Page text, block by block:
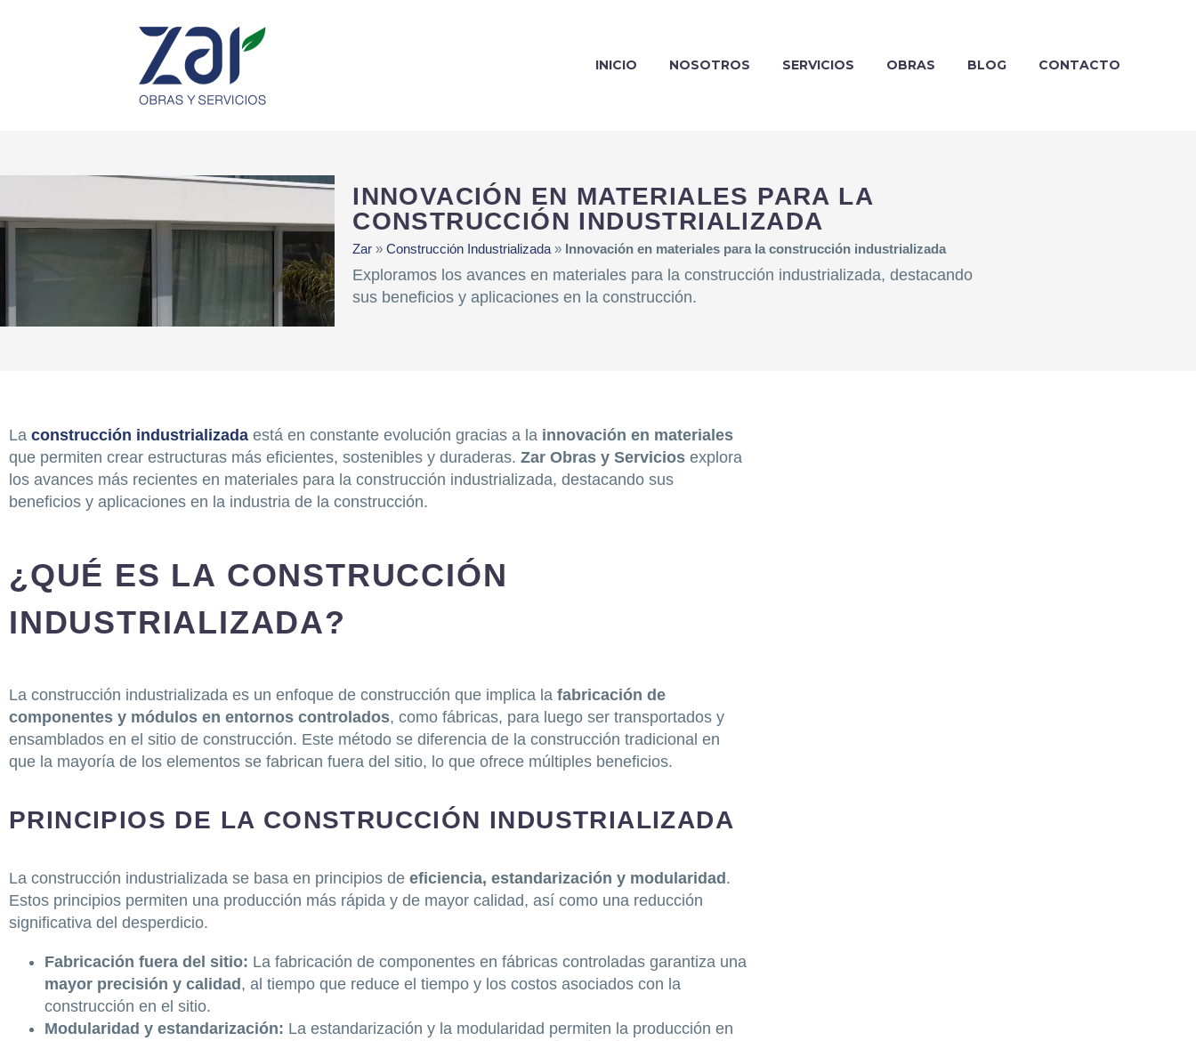
INICIO NOSOTROS SERVICIOS OBRAS BLOG CONTACTO
INNOVACIÓN EN MATERIALES PARA LA
CONSTRUCCIÓN INDUSTRIALIZADA
Zar »Construcción Industrializada » Innovación en materiales para la construcción industrializada
Exploramos los avances en materiales para la construcción industrializada, destacando
sus beneficios y aplicaciones en la construcción.
La construcción industrializada está en constante evolución gracias a la innovación en materiales
que permiten crear estructuras más eficientes, sostenibles y duraderas. Zar Obras y Servicios explora
los avances más recientes en materiales para la construcción industrializada, destacando sus
beneficios y aplicaciones en la industria de la construcción.
¿QUÉ ES LA CONSTRUCCIÓN
INDUSTRIALIZADA?
La construcción industrializada es un enfoque de construcción que implica la fabricación de
componentes y módulos en entornos controlados, como fábricas, para luego ser transportados y
ensamblados en el sitio de construcción. Este método se diferencia de la construcción tradicional en
que la mayoría de los elementos se fabrican fuera del sitio, lo que ofrece múltiples beneficios.
PRINCIPIOS DE LA CONSTRUCCIÓN INDUSTRIALIZADA
La construcción industrializada se basa en principios de eficiencia, estandarización y modularidad.
Estos principios permiten una producción más rápida y de mayor calidad, así como una reducción
significativa del desperdicio.
Fabricación fuera del sitio: La fabricación de componentes en fábricas controladas garantiza una
mayor precisión y calidad , al tiempo que reduce el tiempo y los costos asociados con la
construcción en el sitio.
Modularidad y estandarización: La estandarización y la modularidad permiten la producción en